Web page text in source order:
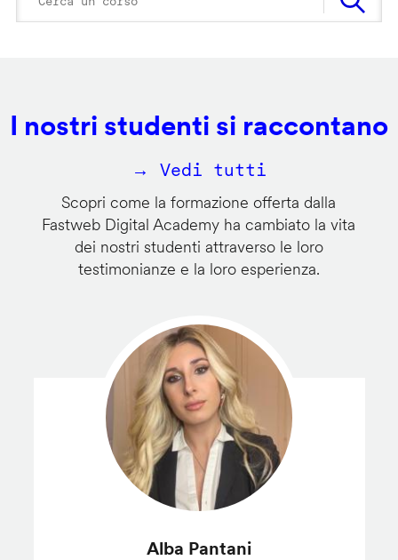
I nostri studenti si raccontano
→ Vedi tutti
Scopri come la formazione offerta dalla
Fastweb Digital Academy ha cambiato la vita
dei nostri studenti attraverso le loro
testimonianze e la loro esperienza.
Alba Pantani